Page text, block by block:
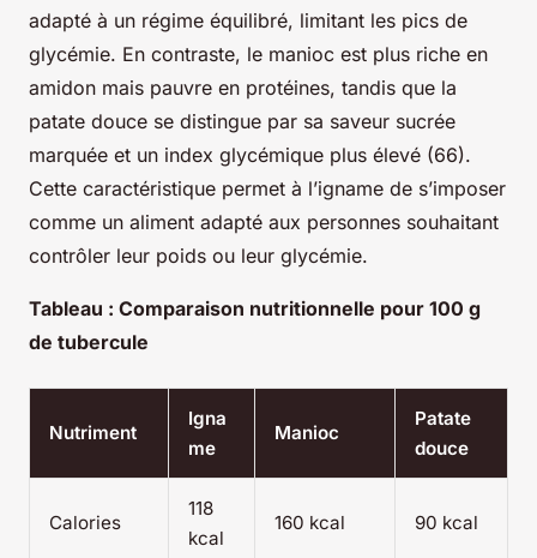
adapté à un régime équilibré, limitant les pics de
glycémie. En contraste, le manioc est plus riche en
amidon mais pauvre en protéines, tandis que la
patate douce se distingue par sa saveur sucrée
marquée et un index glycémique plus élevé (66).
Cette caractéristique permet à l’igname de s’imposer
comme un aliment adapté aux personnes souhaitant
contrôler leur poids ou leur glycémie.
Tableau : Comparaison nutritionnelle pour 100 g
de tubercule
Nutriment
Igna
me
Manioc
Patate
douce
Calories
118
kcal
160 kcal 90 kcal